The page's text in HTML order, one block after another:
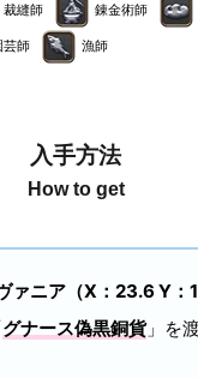
裁縫師 錬金術師
芸師 漁師
入手方法
How to get
ァニア（X：23.6 Y：
グナース偽黒銅貨」を